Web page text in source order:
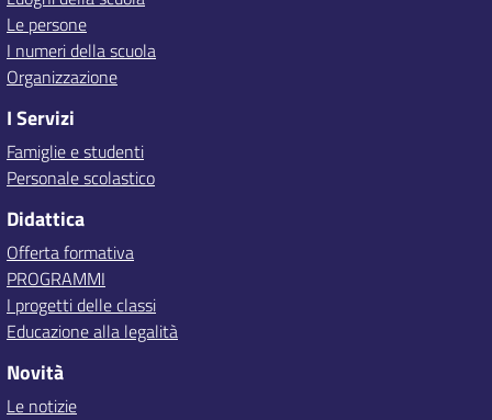
Le persone
I numeri della scuola
Organizzazione
I Servizi
Famiglie e studenti
Personale scolastico
Didattica
Offerta formativa
PROGRAMMI
I progetti delle classi
Educazione alla legalità
Novità
Le notizie